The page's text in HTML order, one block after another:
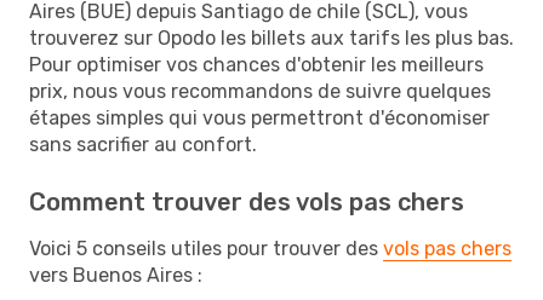
Aires (BUE) depuis Santiago de chile (SCL), vous
trouverez sur Opodo les billets aux tarifs les plus bas.
Pour optimiser vos chances d'obtenir les meilleurs
prix, nous vous recommandons de suivre quelques
étapes simples qui vous permettront d'économiser
sans sacrifier au confort.
Comment trouver des vols pas chers
Voici 5 conseils utiles pour trouver des vols pas chers
vers Buenos Aires :